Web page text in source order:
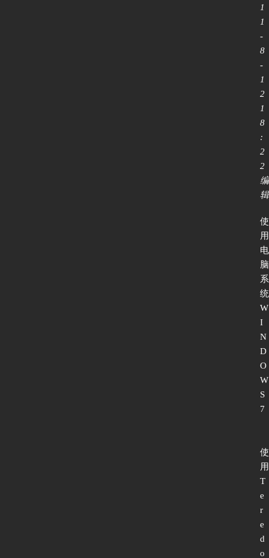
1
1
-
8
-
1
2
1
8
:
2
2
编
使
用
电
脑
系
统
W
I
N
D
O
W
S
7
使
用
T
e
r
e
d
o